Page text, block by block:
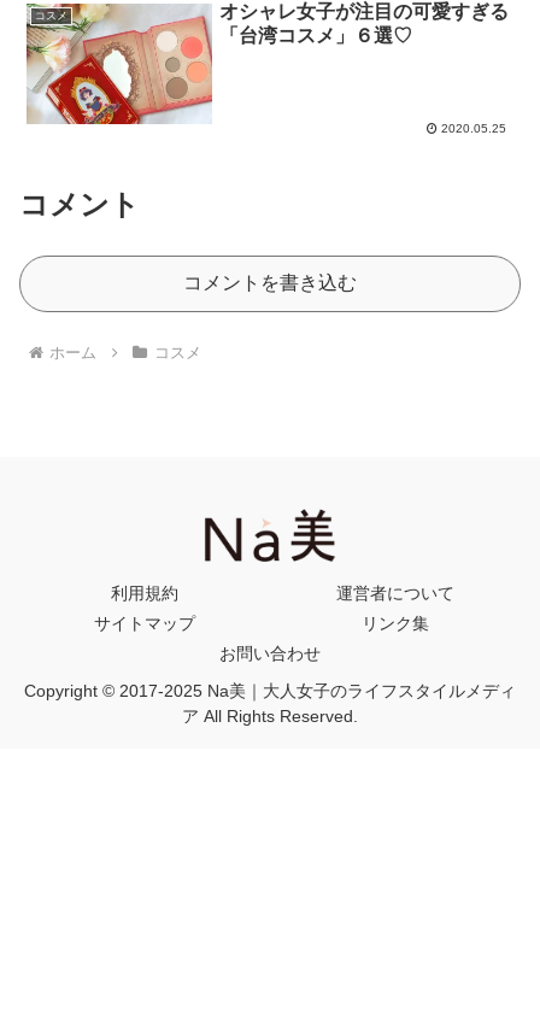
コスメ
オシャレ女子が注目の可愛すぎる
「台湾コスメ」６選♡
2020.05.25
コメント
コメントを書き込む
ホーム コスメ
利用規約
運営者について
サイトマップ
リンク集
お問い合わせ
Copyright © 2017-2025 Na美｜大人女子のライフスタイルメディ
ア All Rights Reserved.